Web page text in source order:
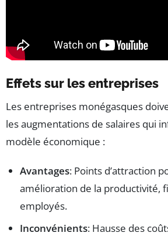
Effets sur les entreprises
Les entreprises monégasques
les augmentations de salaires qui
modèle économique :
Avantages: Points d’attraction
amélioration de la productivité,
employés.
Inconvénients: Hausse des